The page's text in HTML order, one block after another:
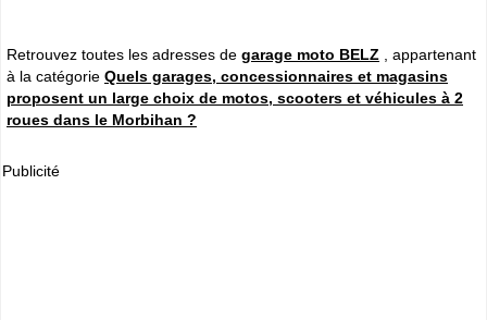
Retrouvez toutes les adresses de garage moto BELZ , appartenant
à la catégorie Quels garages, concessionnaires et magasins
proposent un large choix de motos, scooters et véhicules à 2
roues dans le Morbihan ?
Publicité